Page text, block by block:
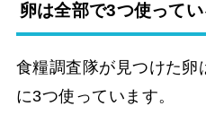
卵は全部で3つ使ってい
食糧調査隊が見つけた卵
に3つ使っています。